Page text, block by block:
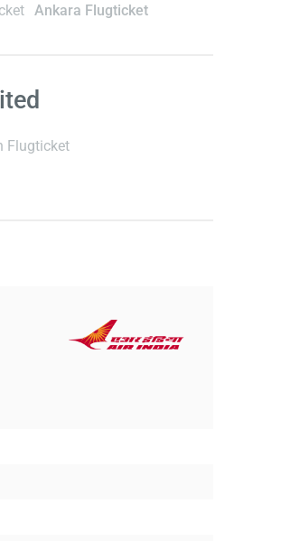
Ankara Flugticket
Flugticket